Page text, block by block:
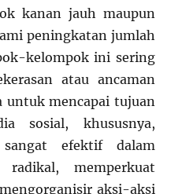
kanan jauh maupun
peningkatan jumlah
kelompok ini sering
atau ancaman
untuk mencapai tujuan
sosial, khususnya,
efektif dalam
radikal, memperkuat
aksi-aksi